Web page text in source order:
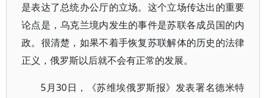
是表达了总统办公厅的立场。这个立场传达出的重要
论点是，乌克兰境内发生的事件是苏联各成员国的内
政。很清楚，如果不着手恢复苏联解体的历史的法律
正义，俄罗斯以后就不会有正常的发展。
5月30日，《苏维埃俄罗斯报》发表署名德米特